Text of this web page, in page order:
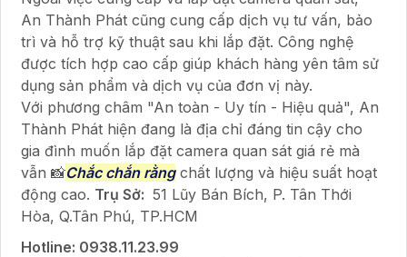
An Thành Phát cũng cung cấp dịch vụ tư vấn, bảo
trì và hỗ trợ kỹ thuật sau khi lắp đặt. Công nghệ
được tích hợp cao cấp giúp khách hàng yên tâm sử
dụng sản phẩm và dịch vụ của đơn vị này.
Với phương châm "An toàn - Uy tín - Hiệu quả", An
Thành Phát hiện đang là địa chỉ đáng tin cậy cho
gia đình muốn lắp đặt camera quan sát giá rẻ mà
vẫn 📸Chắc chắn rằngchất lượng và hiệu suất hoạt
động cao. Trụ Sở: 51 Lũy Bán Bích, P. Tân Thới
Hòa, Q.Tân Phú, TP.HCM
Hotline: 0938.11.23.99